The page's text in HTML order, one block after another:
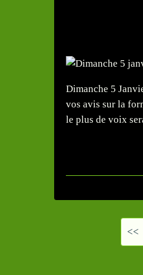
Dimanche 5
vos avis sur la
le plus de voix
<<